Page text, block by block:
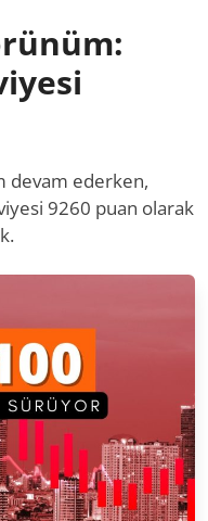
devam ederken,
9260 puan olarak